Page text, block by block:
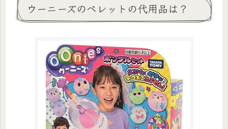
ウーニーズのペレットの代用品は？